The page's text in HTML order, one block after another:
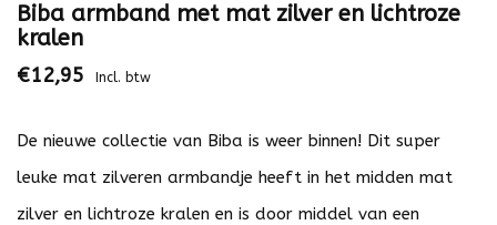
Biba armband met mat zilver en lichtroze
kralen
€12,95 Incl. btw
De nieuwe collectie van Biba is weer binnen! Dit super
leuke mat zilveren armbandje heeft in het midden mat
zilver en lichtroze kralen en is door middel van een